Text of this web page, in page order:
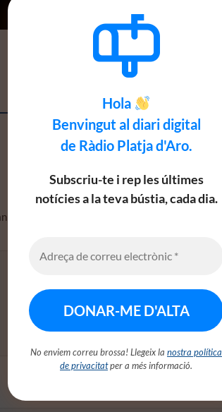
Hola
Benvingut al diari digital
de Ràdio Platja d'Aro.
Subscriu-te i rep les últimes
notícies a la teva bústia, cada dia.
No enviem correu brossa! Llegeix la nostra política
de privacitatper a més informació.
marcats amb